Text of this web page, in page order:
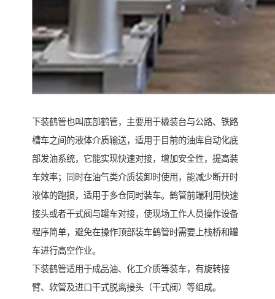
下装鹤管也叫底部鹤管，主要用于橇装台与公路、铁路
槽车之间的液体介质输送，适用于目前的油库自动化底
部发油系统，它能实现快速对接，增加安全性，提高装
车效率；同时在油气类介质装卸时使用，能减少断开时
液体的跑损，适用于多仓同时装车。鹤管前端利用快速
接头或者干式阀与罐车对接，使现场工作人员操作设备
程序简单，避免在操作顶部装车鹤管时需要上栈桥和罐
车进行高空作业。
下装鹤管适用于成品油、化工介质等装车，有旋转接
臂、软管及进口干式脱离接头（干式阀）等组成。